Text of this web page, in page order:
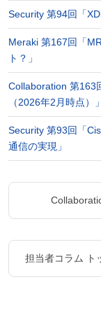
Security 第94回「
Meraki 第167回「
ト？」
Collaboration 第163
（2026年2月時点）」
Security 第93回「
通信の実現」
担当者コラム ト